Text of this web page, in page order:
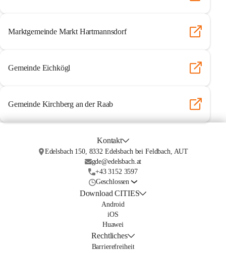
Marktgemeinde Markt Hartmannsdorf
Gemeinde Eichkögl
Gemeinde Kirchberg an der Raab
Kontakt
Edelsbach 150, 8332 Edelsbach bei Feldbach, AUT
gde@edelsbach.at
+43 3152 3597
Geschlossen
Download CITIES
Android
iOS
Huawei
Rechtliches
Barrierefreiheit